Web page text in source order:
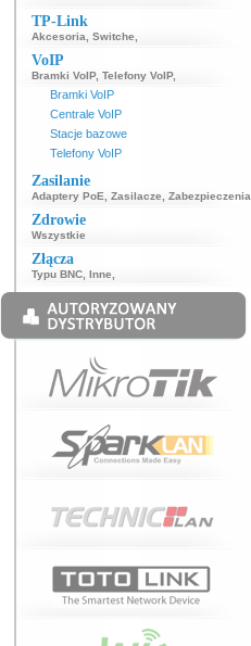
TP-Link
Akcesoria Switche
VoIP
Bramki VoIP, Telefony VoIP,
Bramki VoIP
Centrale VoIP
Stacje bazowe
Telefony VoIP
Zasilanie
Adaptery PoE Zasilacze Zabezpieczenia
Zdrowie
Wszystkie
Złącza
Typu BNC Inne